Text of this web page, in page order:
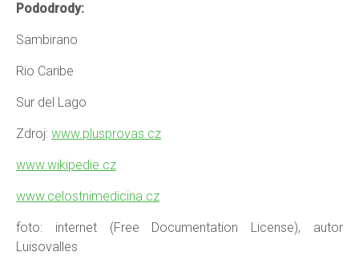
Pododrody:
Sambirano
Rio Caribe
Sur del Lago
Zdroj: www.plusprovas.cz
www.wikipedie.cz
www.celostnimedicina.cz
foto: internet (Free Documentation License), autor
Luisovalles